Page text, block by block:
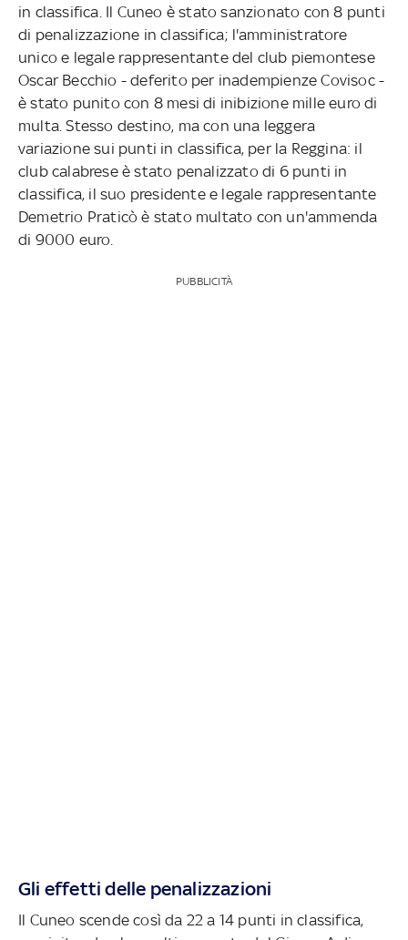
in classifica. Il Cuneo è stato sanzionato con 8 punti
di penalizzazione in classifica; l'amministratore
unico e legale rappresentante del club piemontese
Oscar Becchio - deferito per inadempienze Covisoc -
è stato punito con 8 mesi di inibizione mille euro di
multa. Stesso destino, ma con una leggera
variazione sui punti in classifica, per la Reggina: il
club calabrese è stato penalizzato di 6 punti in
classifica, il suo presidente e legale rappresentante
Demetrio Praticò è stato multato con un'ammenda
di 9000 euro.
PUBBLICITÀ
Gli effetti delle penalizzazioni
Il Cuneo scende così da 22 a 14 punti in classifica,